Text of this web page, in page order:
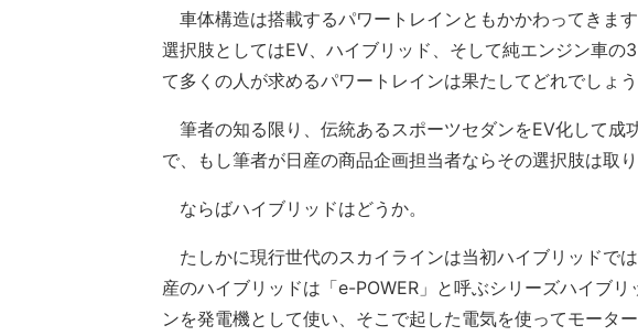
車体構造は搭載するパワートレインともかかわってきま
選択肢としてはEV、ハイブリッド、そして純エンジン車の
て多くの人が求めるパワートレインは果たしてどれでしょう
筆者の知る限り、伝統あるスポーツセダンをEV化して成
で、もし筆者が日産の商品企画担当者ならその選択肢は取り
ならばハイブリッドはどうか。
たしかに現行世代のスカイラインは当初ハイブリッドで
産のハイブリッドは「e-POWER」と呼ぶシリーズハイブ
ンを発電機として使い、そこで起した電気を使ってモータ